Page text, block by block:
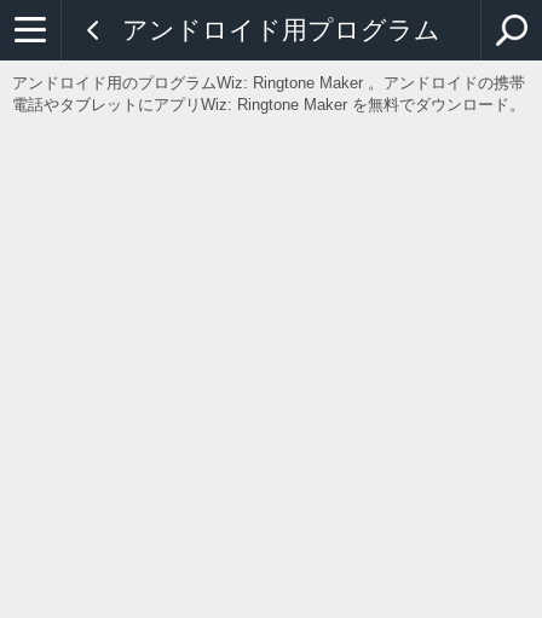
アンドロイド用プログラム
アンドロイド用のプログラムWiz: Ringtone Maker 。アンドロイドの携帯
電話やタブレットにアプリWiz: Ringtone Maker を無料でダウンロード。